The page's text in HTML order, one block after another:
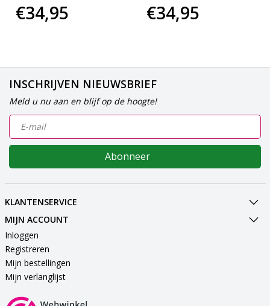
€34,95 €34,95
INSCHRIJVEN NIEUWSBRIEF
Meld u nu aan en blijf op de hoogte!
Abonneer
KLANTENSERVICE
MIJN ACCOUNT
Inloggen
Registreren
Mijn bestellingen
Mijn verlanglijst